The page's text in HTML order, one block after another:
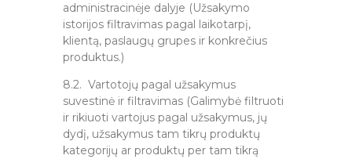
administracinėje dalyje (Užsakymo
istorijos filtravimas pagal laikotarpį,
klientą, paslaugų grupes ir konkrečius
produktus.)
8.2. Vartotojų pagal užsakymus
suvestinė ir filtravimas (Galimybė filtruoti
ir rikiuoti vartojus pagal užsakymus, jų
dydį, užsakymus tam tikrų produktų
kategorijų ar produktų per tam tikrą